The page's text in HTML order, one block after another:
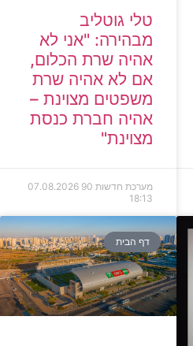
טלי גוטליב
מבהירה: "אני לא
אהיה שרת הכלום,
אם לא אהיה שרת
משפטים מצוינת –
אהיה חברת כנסת
מצוינת"
מערכת חדשות 90
07.08.2026
18:13
דף הבית